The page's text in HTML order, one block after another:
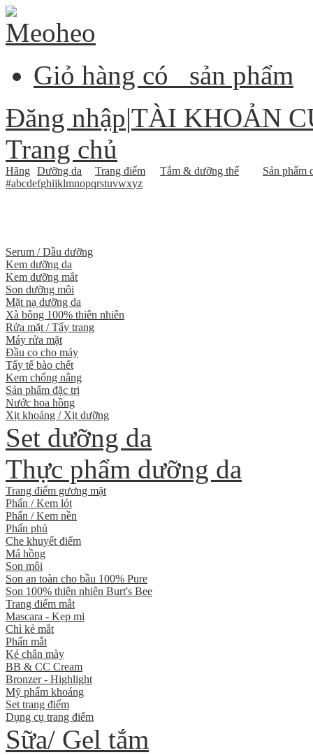
Giỏ hàng có
sản phẩm
Đăng nhập|TÀI KHOẢN
Trang chủ
Hãng Dưỡng da Trang điểm Tắm & dưỡng thể
Sản phẩm
#abcdefghijklmnopqrstuvwxyz
Serum / Dầu dưỡng
Kem dưỡng da
Kem dưỡng mắt
Son dưỡng môi
Mặt nạ dưỡng da
Xà bông 100% thiên nhiên
Rửa mặt / Tẩy trang
Máy rửa mặt
Đầu cọ cho máy
Tẩy tế bào chết
Kem chống nắng
Sản phẩm đặc trị
Nước hoa hồng
Xịt khoáng / Xịt dưỡng
Set dưỡng da
Thực phẩm dưỡng da
Trang điểm gương mặt
Phấn / Kem lót
Phấn / Kem nền
Phấn phủ
Che khuyết điểm
Má hồng
Son môi
Son an toàn cho bầu 100% Pure
Son 100% thiên nhiên Burt's Bee
Trang điểm mắt
Mascara - Kẹp mi
Chì kẻ mắt
Phấn mắt
Kẻ chân mày
BB & CC Cream
Bronzer - Highlight
Mỹ phẩm khoáng
Set trang điểm
Dụng cụ trang điểm
Sữa/ Gel tắm